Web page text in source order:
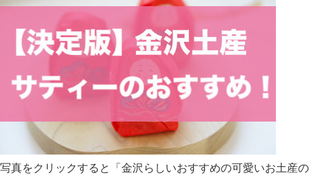
写真をクリックすると「金沢らしいおすすめの可愛いお土産の